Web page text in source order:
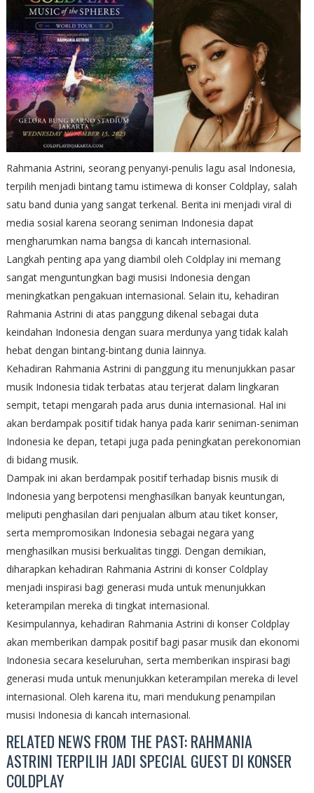
Rahmania Astrini, seorang penyanyi-penulis lagu asal Indonesia,
terpilih menjadi bintang tamu istimewa di konser Coldplay, salah
satu band dunia yang sangat terkenal. Berita ini menjadi viral di
media sosial karena seorang seniman Indonesia dapat
mengharumkan nama bangsa di kancah internasional.
Langkah penting apa yang diambil oleh Coldplay ini memang
sangat menguntungkan bagi musisi Indonesia dengan
meningkatkan pengakuan internasional. Selain itu, kehadiran
Rahmania Astrini di atas panggung dikenal sebagai duta
keindahan Indonesia dengan suara merdunya yang tidak kalah
hebat dengan bintang-bintang dunia lainnya.
Kehadiran Rahmania Astrini di panggung itu menunjukkan pasar
musik Indonesia tidak terbatas atau terjerat dalam lingkaran
sempit, tetapi mengarah pada arus dunia internasional. Hal ini
akan berdampak positif tidak hanya pada karir seniman-seniman
Indonesia ke depan, tetapi juga pada peningkatan perekonomian
di bidang musik.
Dampak ini akan berdampak positif terhadap bisnis musik di
Indonesia yang berpotensi menghasilkan banyak keuntungan,
meliputi penghasilan dari penjualan album atau tiket konser,
serta mempromosikan Indonesia sebagai negara yang
menghasilkan musisi berkualitas tinggi. Dengan demikian,
diharapkan kehadiran Rahmania Astrini di konser Coldplay
menjadi inspirasi bagi generasi muda untuk menunjukkan
keterampilan mereka di tingkat internasional.
Kesimpulannya, kehadiran Rahmania Astrini di konser Coldplay
akan memberikan dampak positif bagi pasar musik dan ekonomi
Indonesia secara keseluruhan, serta memberikan inspirasi bagi
generasi muda untuk menunjukkan keterampilan mereka di level
internasional. Oleh karena itu, mari mendukung penampilan
musisi Indonesia di kancah internasional.
RELATED NEWS FROM THE PAST: RAHMANIA
ASTRINI TERPILIH JADI SPECIAL GUEST DI KONSER
COLDPLAY